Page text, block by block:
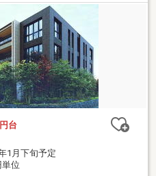
台
1月下旬予定
単位